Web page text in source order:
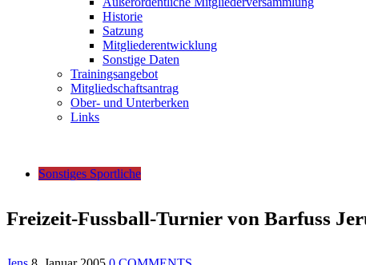
Historie
Satzung
Mitgliederentwicklung
Sonstige Daten
Trainingsangebot
Mitgliedschaftsantrag
Ober- und Unterberken
Links
Sonstiges Sportliche
Freizeit-Fussball-Turnier von Barfuss